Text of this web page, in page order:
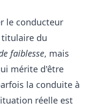
le conducteur
du
faiblesse, mais
mérite d'être
la conduite à
réelle est